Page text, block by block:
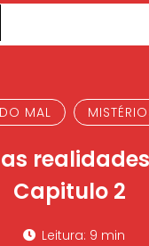
MAL
Capitulo 2
Leitura: 9 min